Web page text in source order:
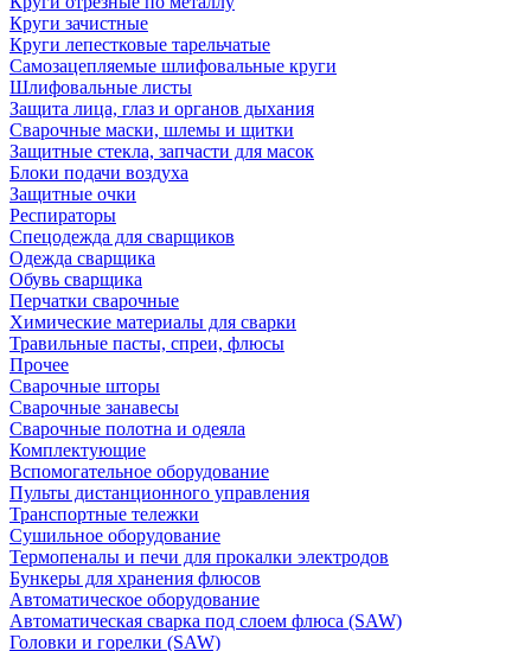
Круги зачистные
Круги лепестковые тарельчатые
Самозацепляемые шлифовальные круги
Шлифовальные листы
Защита лица, глаз и органов дыхания
Сварочные маски, шлемы и щитки
Защитные стекла, запчасти для масок
Блоки подачи воздуха
Защитные очки
Респираторы
Спецодежда для сварщиков
Одежда сварщика
Обувь сварщика
Перчатки сварочные
Химические материалы для сварки
Травильные пасты, спреи, флюсы
Прочее
Сварочные шторы
Сварочные занавесы
Сварочные полотна и одеяла
Комплектующие
Вспомогательное оборудование
Пульты дистанционного управления
Транспортные тележки
Сушильное оборудование
Термопеналы и печи для прокалки электродов
Бункеры для хранения флюсов
Автоматическое оборудование
Автоматическая сварка под слоем флюса (SAW)
Головки и горелки (SAW)